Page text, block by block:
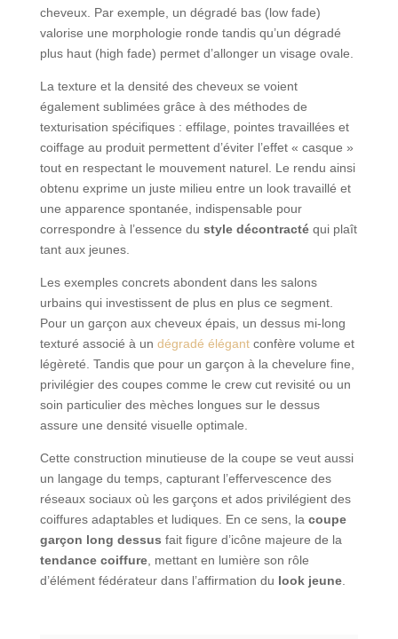
cheveux. Par exemple, un dégradé bas (low fade)
valorise une morphologie ronde tandis qu’un dégradé
plus haut (high fade) permet d’allonger un visage ovale.
La texture et la densité des cheveux se voient
également sublimées grâce à des méthodes de
texturisation spécifiques : effilage, pointes travaillées et
coiffage au produit permettent d’éviter l’effet « casque »
tout en respectant le mouvement naturel. Le rendu ainsi
obtenu exprime un juste milieu entre un look travaillé et
une apparence spontanée, indispensable pour
correspondre à l’essence du style décontractéqui plaît
tant aux jeunes.
Les exemples concrets abondent dans les salons
urbains qui investissent de plus en plus ce segment.
Pour un garçon aux cheveux épais, un dessus mi-long
texturé associé à un dégradé élégantconfère volume et
légèreté. Tandis que pour un garçon à la chevelure fine,
privilégier des coupes comme le crew cut revisité ou un
soin particulier des mèches longues sur le dessus
assure une densité visuelle optimale.
Cette construction minutieuse de la coupe se veut aussi
un langage du temps, capturant l’effervescence des
réseaux sociaux où les garçons et ados privilégient des
coiffures adaptables et ludiques. En ce sens, la coupe
garçon long dessus fait figure d’icône majeure de la
tendance coiffure, mettant en lumière son rôle
d’élément fédérateur dans l’affirmation du look jeune.